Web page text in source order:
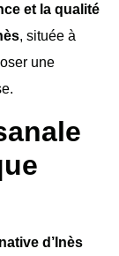
et la qualité
, située à
une
d’Inès